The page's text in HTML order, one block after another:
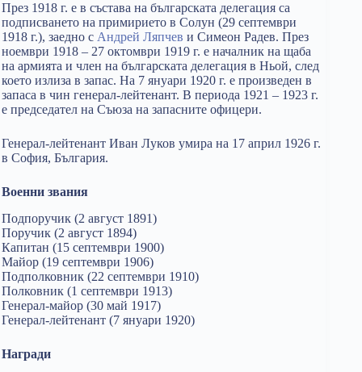
През 1918 г. е в състава на българската делегация са
подписването на примирието в Солун (29 септември
1918 г.), заедно с Андрей Ляпчев и Симеон Радев. През
ноември 1918 – 27 октомври 1919 г. е началник на щаба
на армията и член на българската делегация в Ньой, след
което излиза в запас. На 7 януари 1920 г. е произведен в
запаса в чин генерал-лейтенант. В периода 1921 – 1923 г.
е председател на Съюза на запасните офицери.
Генерал-лейтенант Иван Луков умира на 17 април 1926 г.
в София, България.
Военни звания
Подпоручик (2 август 1891)
Поручик (2 август 1894)
Капитан (15 септември 1900)
Майор (19 септември 1906)
Подполковник (22 септември 1910)
Полковник (1 септември 1913)
Генерал-майор (30 май 1917)
Генерал-лейтенант (7 януари 1920)
Награди